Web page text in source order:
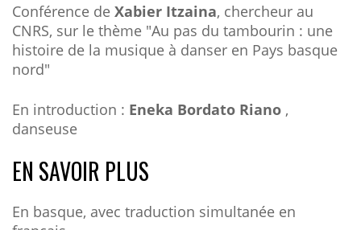
Conférence de Xabier Itzaina, chercheur au
CNRS, sur le thème "Au pas du tambourin : une
histoire de la musique à danser en Pays basque
nord"
En introduction : Eneka Bordato Riano ,
danseuse
EN SAVOIR PLUS
En basque, avec traduction simultanée en